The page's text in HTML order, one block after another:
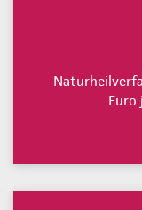
Euro